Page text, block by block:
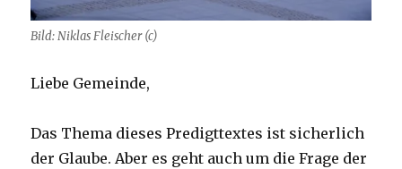
Bild: Niklas Fleischer (c)
Liebe Gemeinde,
Das Thema dieses Predigttextes ist sicherlich
der Glaube. Aber es geht auch um die Frage der